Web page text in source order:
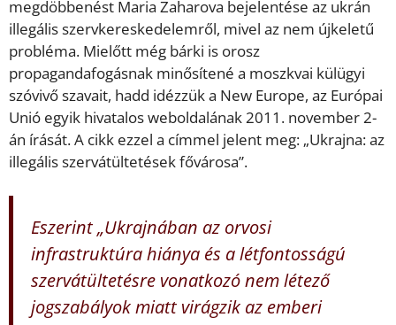
megdöbbenést Maria Zaharova bejelentése az ukrán
illegális szervkereskedelemről, mivel az nem újkeletű
probléma. Mielőtt még bárki is orosz
propagandafogásnak minősítené a moszkvai külügyi
szóvivő szavait, hadd idézzük a New Europe, az Európai
Unió egyik hivatalos weboldalának 2011. november 2-
án írását. A cikk ezzel a címmel jelent meg: „Ukrajna: az
illegális szervátültetések fővárosa”.
Eszerint „Ukrajnában az orvosi
infrastruktúra hiánya és a létfontosságú
szervátültetésre vonatkozó nem létező
jogszabályok miatt virágzik az emberi